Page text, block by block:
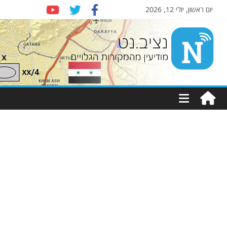
יום ראשון, יולי 12, 2026
Nziv.net
מודיעין
מהמקורות